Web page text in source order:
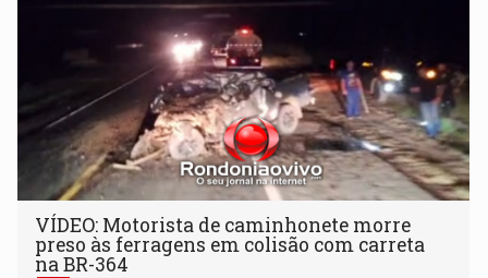
VÍDEO: Motorista de caminhonete morre
preso às ferragens em colisão com carreta
na BR-364